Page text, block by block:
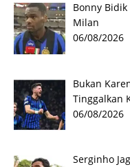
Bonny
Milan
06/08/2026
Bukan
Tinggalkan
06/08/2026
Serginho